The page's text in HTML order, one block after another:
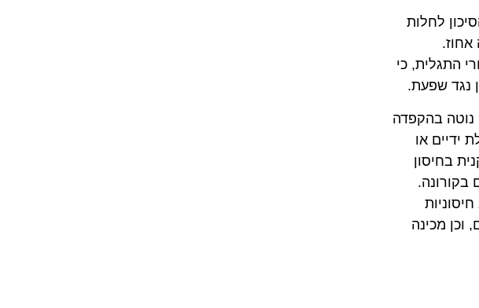
לחלות
אחוז.
התגלית, כי
נגד שפעת.
נוטה בהקפדה
ידיים או
בחיסון
בקורונה.
מכינה